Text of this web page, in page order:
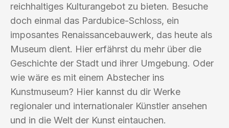
reichhaltiges Kulturangebot zu bieten. Besuche
doch einmal das Pardubice-Schloss, ein
imposantes Renaissancebauwerk, das heute als
Museum dient. Hier erfährst du mehr über die
Geschichte der Stadt und ihrer Umgebung. Oder
wie wäre es mit einem Abstecher ins
Kunstmuseum? Hier kannst du dir Werke
regionaler und internationaler Künstler ansehen
und in die Welt der Kunst eintauchen.